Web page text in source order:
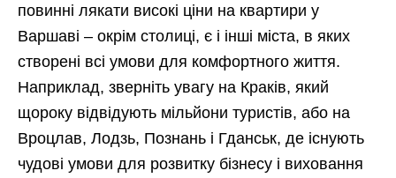
повинні лякати високі ціни на квартири у
Варшаві – окрім столиці, є і інші міста, в яких
створені всі умови для комфортного життя.
Наприклад, зверніть увагу на Краків, який
щороку відвідують мільйони туристів, або на
Вроцлав, Лодзь, Познань і Гданськ, де існують
чудові умови для розвитку бізнесу і виховання